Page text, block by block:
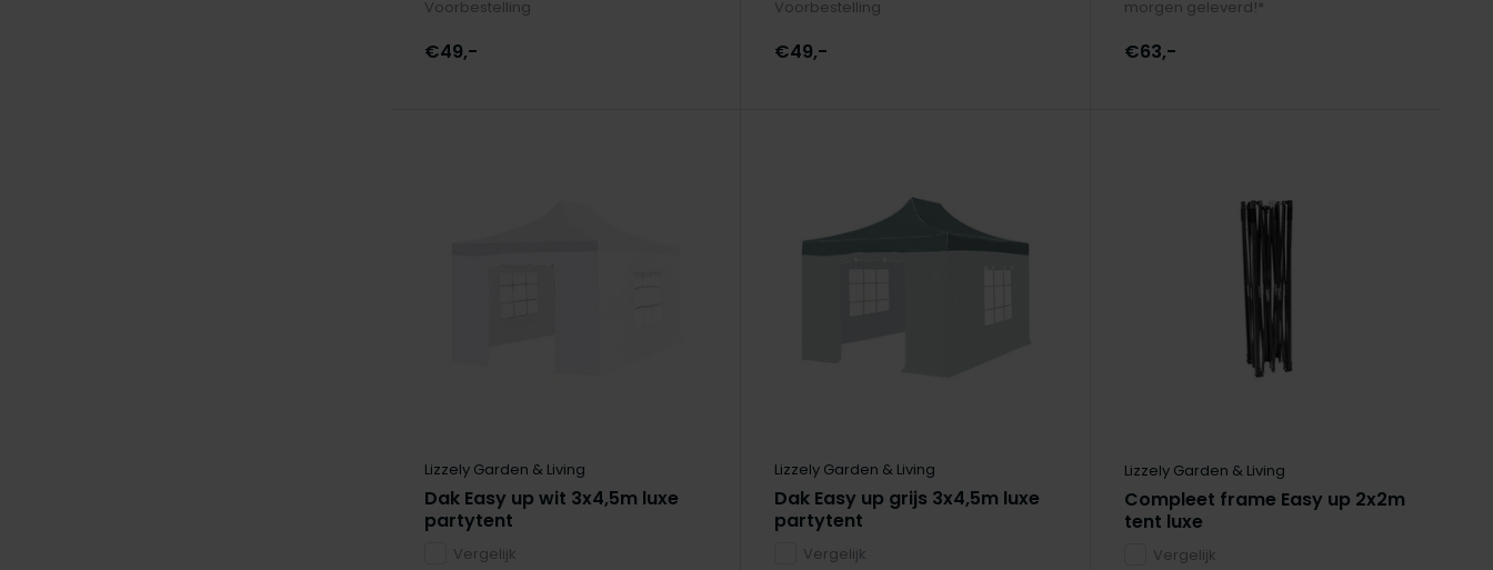
Voorbestelling
€49,-
Voorbestelling
€49,-
morgen geleverd!*
€63,-
Lizzely Garden & Living
Dak Easy up wit 3x4,5m luxe
partytent
Vergelijk
Lizzely Garden & Living
Dak Easy up grijs 3x4,5m luxe
partytent
Vergelijk
Lizzely Garden & Living
Compleet frame Easy up 2x2m
tent luxe
Vergelijk